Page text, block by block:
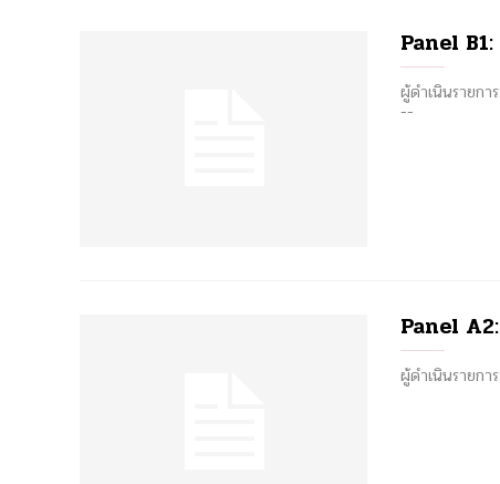
Panel
ผู้ดำเนินราย
--
Panel
ผู้ดำเนินราย